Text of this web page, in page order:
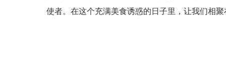
使者。在这个充满美食诱惑的日子里，让我们相